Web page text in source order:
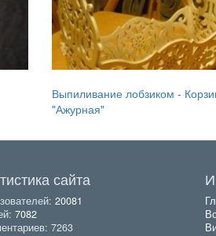
Выпиливание лобзиком -
"Ажурная"
сайта
20081
7082
7263